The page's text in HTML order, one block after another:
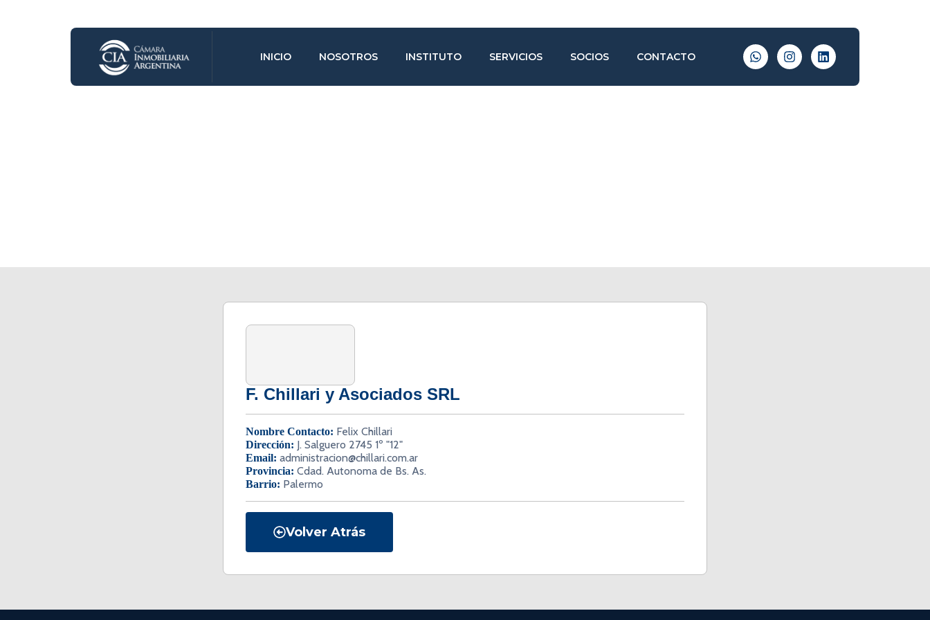
INICIO NOSOTROS INSTITUTO SERVICIOS SOCIOS CONTACTO
F. Chillari y Asociados SRL
Nombre Contacto: Felix Chillari
Dirección: J. Salguero 2745 1º "12"
Email: administracion@chillari.com.ar
Provincia: Cdad. Autonoma de Bs. As.
Barrio: Palermo
Volver Atrás